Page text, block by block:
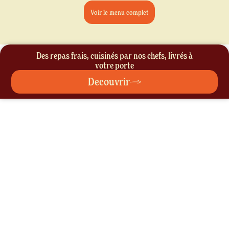
Voir le menu complet
Des repas frais, cuisinés par nos chefs, livrés à
votre porte
Decouvrir